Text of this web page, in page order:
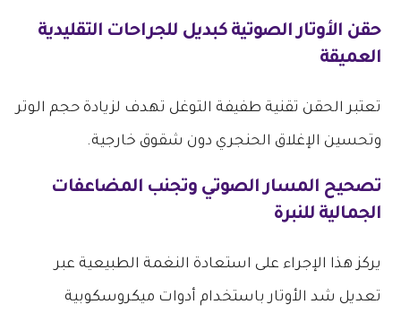
حقن الأوتار الصوتية كبديل للجراحات التقليدية
العميقة
تعتبر الحقن تقنية طفيفة التوغل تهدف لزيادة حجم الوتر
وتحسين الإغلاق الحنجري دون شقوق خارجية.
تصحيح المسار الصوتي وتجنب المضاعفات
الجمالية للنبرة
يركز هذا الإجراء على استعادة النغمة الطبيعية عبر
تعديل شد الأوتار باستخدام أدوات ميكروسكوبية